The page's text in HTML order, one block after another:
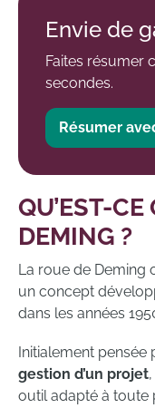
Envie de
Faites résumer
secondes.
Résumer
QU’EST-
DEMING ?
La roue de Deming
un concept
dans les années
Initialement pensée
gestion d’un projet
outil adapté à toute